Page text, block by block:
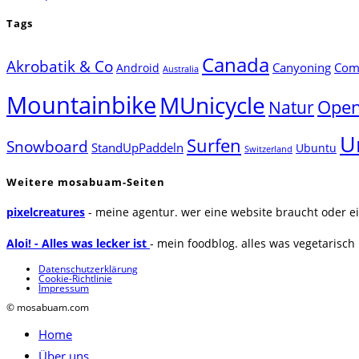
Tags
Akrobatik & Co Android Australia Canada Canyoning
MountainbikeMUnicycle Natur
Snowboard StandUpPaddeln Surfen Switzerland Ubuntu
Weitere mosabuam-Seiten
pixelcreatures - meine agentur. wer eine website braucht oder
Aloi! - Alles was lecker ist - mein foodblog. alles was
Datenschutzerklärung
Cookie-Richtlinie
Impressum
© mosabuam.com
Home
Über uns